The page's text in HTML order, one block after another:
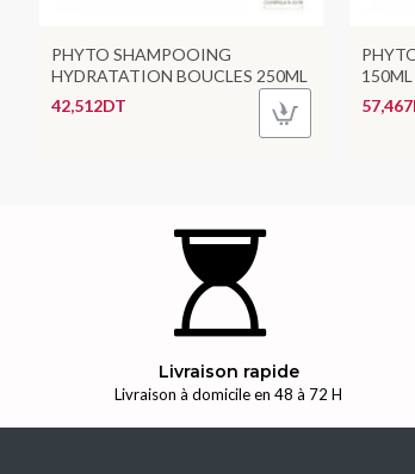
PHYTO SHAMPOOING
HYDRATATION BOUCLES 250ML
42,512DT
150ML
Livraison rapide
Livraison à domicile en 48 à 72 H